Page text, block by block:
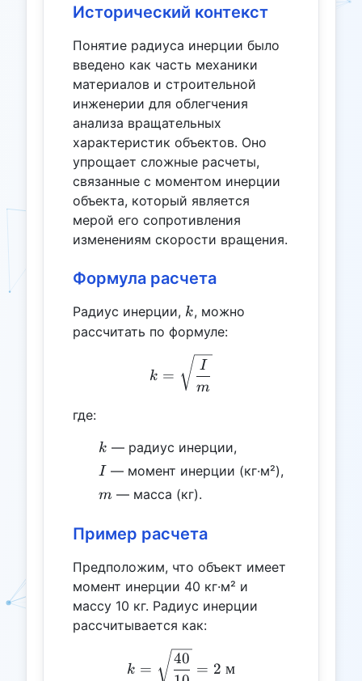
Исторический контекст
Понятие радиуса инерции было
введено как часть механики
материалов и строительной
инженерии для облегчения
анализа вращательных
характеристик объектов. Оно
упрощает сложные расчеты,
связанные с моментом инерции
объекта, который является
мерой его сопротивления
изменениям скорости вращения.
Формула расчета
Радиус инерции, k
k, можно
рассчитать по формуле:
k = \sqrt{\frac{I}{m}}
k =
m
I
где:
k
k — радиус инерции,
I
I— момент инерции (кг·м²),
m
m — масса (кг).
Пример расчета
Предположим, что объект имеет
момент инерции 40 кг·м² и
массу 10 кг. Радиус инерции
рассчитывается как:
k = \sqrt{\frac{40}{10}}
k =
40
= 2 м